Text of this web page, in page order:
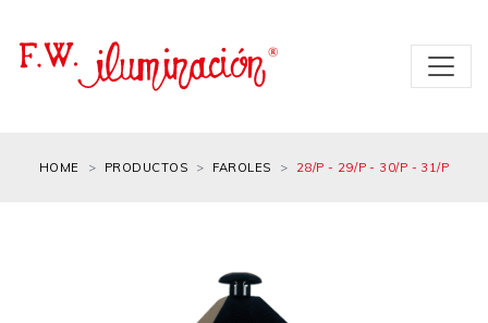
HOME PRODUCTOS FAROLES 28/P - 29/P - 30/P - 31/P